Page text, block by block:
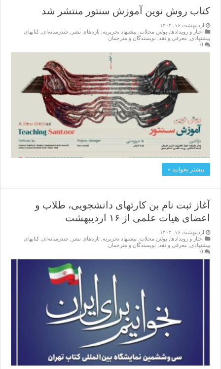
کتاب روش نوین آموزش سنتور منتشر شد
اردیبهشت ۱۶, ۱۴۰۴
اخبار و رویدادها
بولتن مجلات پیشنهاد تحریریه ,تازەهای نشر چندرسانه‌ای ,کتابهای
پیشنهادی
معرفی و نقد
نویسندگان و مترجمان
0
بیشتر بخوانید »
آغاز ثبت نام بن کارتهای دانشجویی، طلاب و
اعضای هیات علمی از ۱۶ اردیبهشت
اردیبهشت ۱۶, ۱۴۰۴
اخبار و رویدادها, بولتن مجلات, پیشنهاد تحریریه,تازەهای نشر , چندرسانه‌ای,کتابهای
پیشنهادی, معرفی و نقد, نویسندگان و مترجمان
0